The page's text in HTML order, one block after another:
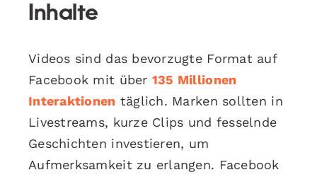
Inhalte
Videos sind das bevorzugte Format auf
Facebook mit über 135 Millionen
Interaktionen täglich. Marken sollten in
Livestreams, kurze Clips und fesselnde
Geschichten investieren, um
Aufmerksamkeit zu erlangen. Facebook